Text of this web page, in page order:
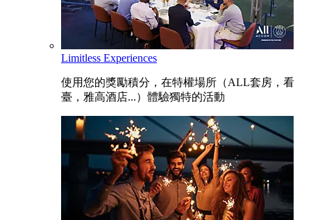
Limitless Experiences
使用您的獎勵積分，在特權場所（ALL套房，看
臺，雅高酒店...）體驗獨特的活動